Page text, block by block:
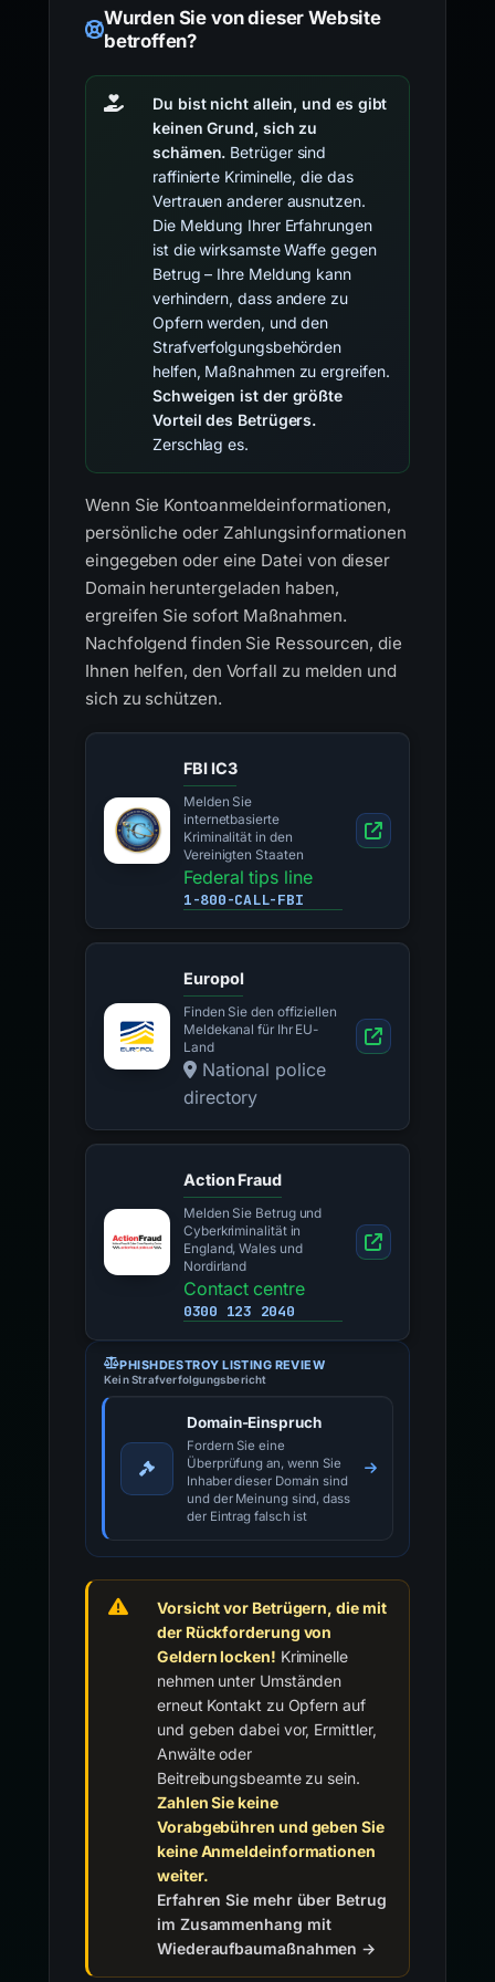
Wurden Sie von dieser Website
betroffen?
Du bist nicht allein, und es gibt
keinen Grund, sich zu
schämen. Betrüger sind
raffinierte Kriminelle, die das
Vertrauen anderer ausnutzen.
Die Meldung Ihrer Erfahrungen
ist die wirksamste Waffe gegen
Betrug – Ihre Meldung kann
verhindern, dass andere zu
Opfern werden, und den
Strafverfolgungsbehörden
helfen, Maßnahmen zu ergreifen.
Schweigen ist der größte
Vorteil des Betrügers.
Zerschlag es.
Wenn Sie Kontoanmeldeinformationen,
persönliche oder Zahlungsinformationen
eingegeben oder eine Datei von dieser
Domain heruntergeladen haben,
ergreifen Sie sofort Maßnahmen.
Nachfolgend finden Sie Ressourcen, die
Ihnen helfen, den Vorfall zu melden und
sich zu schützen.
FBI IC3
Melden Sie
internetbasierte
Kriminalität in den
Vereinigten Staaten
Federal tips line
1-800-CALL-FBI
Europol
Finden Sie den offiziellen
Meldekanal für Ihr EU-
Land
National police
directory
Action Fraud
Melden Sie Betrug und
Cyberkriminalität in
England, Wales und
Nordirland
Contact centre
0300 123 2040
PHISHDESTROY LISTING REVIEW
Kein Strafverfolgungsbericht
Domain-Einspruch
Fordern Sie eine
Überprüfung an, wenn Sie
Inhaber dieser Domain sind
und der Meinung sind, dass
der Eintrag falsch ist
Vorsicht vor Betrügern, die mit
der Rückforderung von
Geldern locken! Kriminelle
nehmen unter Umständen
erneut Kontakt zu Opfern auf
und geben dabei vor, Ermittler,
Anwälte oder
Beitreibungsbeamte zu sein.
Zahlen Sie keine
Vorabgebühren und geben Sie
keine Anmeldeinformationen
weiter.
Erfahren Sie mehr über Betrug
im Zusammenhang mit
Wiederaufbaumaßnahmen →